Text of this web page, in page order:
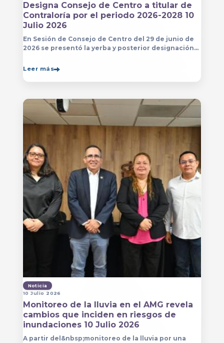
Designa Consejo de Centro a titular de
Contraloría por el periodo 2026-2028 10
Julio 2026
En Sesión de Consejo de Centro del 29 de junio de
2026 se presentó la yerba y posterior designación
del Centro Universitario de Arte, Arquitectura
Leer más
Noticia
10 Julio 2026
Monitoreo de la lluvia en el AMG revela
cambios que inciden en riesgos de
inundaciones 10 Julio 2026
A partir del&nbsp;monitoreo de la lluvia por una